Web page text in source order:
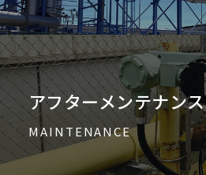
アフターメンテナンス
MAINTENANCE